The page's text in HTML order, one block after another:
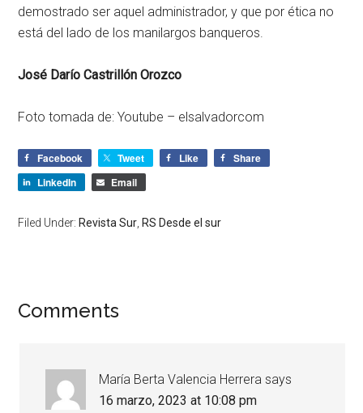
demostrado ser aquel administrador, y que por ética no
está del lado de los manilargos banqueros.
José Darío Castrillón Orozco
Foto tomada de: Youtube – elsalvadorcom
Facebook Tweet Like
Share
LinkedIn
Email
Filed Under: Revista Sur, RS Desde el sur
Comments
María Berta Valencia Herrera says
16 marzo, 2023 at 10:08 pm